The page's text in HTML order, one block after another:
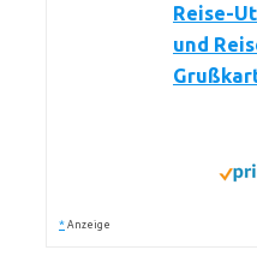
Reise-
und
* Anzeige